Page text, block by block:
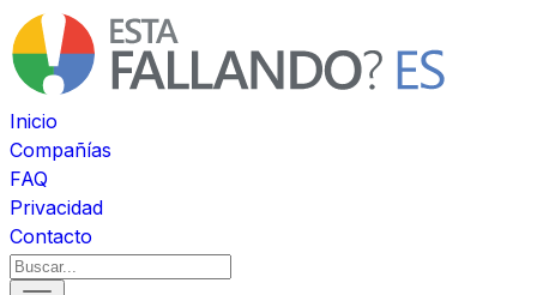
Inicio
Compañías
FAQ
Privacidad
Contacto